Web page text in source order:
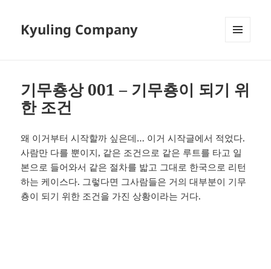
Kyuling Company
기무춍상 001 – 기무춍이 되기 위
한 조건
왜 이거부터 시작할까 싶은데… 이거 시작글에서 적었다.
사람만 다를 뿐이지, 같은 조건으로 같은 루트를 타고 일
본으로 들어와서 같은 절차를 밟고 그대로 한국으로 리턴
하는 케이스다. 그렇다면 그사람들은 거의 대부분이 기무
춍이 되기 위한 조건을 가진 상황이라는 거다.